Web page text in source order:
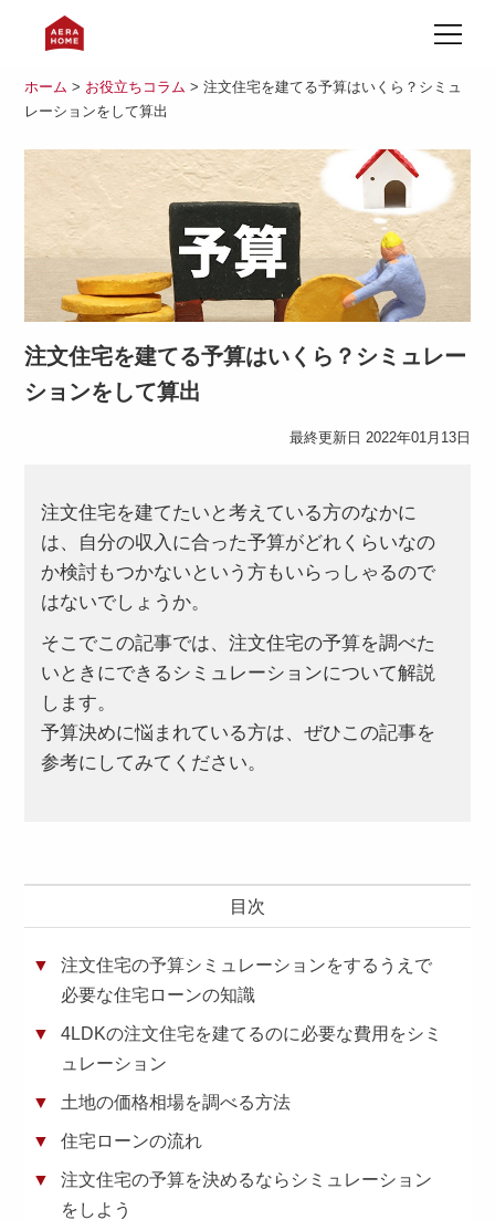
ホーム > お役立ちコラム > 注文住宅を建てる予算はいくら？シミュ
レーションをして算出
注文住宅を建てる予算はいくら？シミュレー
ションをして算出
最終更新日 2022年01月13日
注文住宅を建てたいと考えている方のなかに
は、自分の収入に合った予算がどれくらいなの
か検討もつかないという方もいらっしゃるので
はないでしょうか。
そこでこの記事では、注文住宅の予算を調べた
いときにできるシミュレーションについて解説
します。
予算決めに悩まれている方は、ぜひこの記事を
参考にしてみてください。
目次
注文住宅の予算シミュレーションをするうえで
必要な住宅ローンの知識
4LDKの注文住宅を建てるのに必要な費用をシミ
ュレーション
土地の価格相場を調べる方法
住宅ローンの流れ
注文住宅の予算を決めるならシミュレーション
をしよう